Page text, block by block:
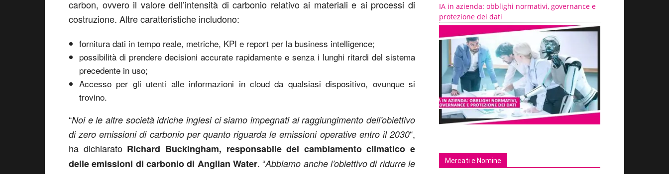
carbon, ovvero il valore dell’intensità di carbonio relativo ai materiali e ai processi di
costruzione. Altre caratteristiche includono:
fornitura dati in tempo reale, metriche, KPI e report per la business intelligence;
possibilità di prendere decisioni accurate rapidamente e senza i lunghi ritardi del sistema
precedente in uso;
Accesso per gli utenti alle informazioni in cloud da qualsiasi dispositivo, ovunque si
trovino.
“Noi e le altre società idriche inglesi ci siamo impegnati al raggiungimento dell’obiettivo
di zero emissioni di carbonio per quanto riguarda le emissioni operative entro il 2030“,
ha dichiarato Richard Buckingham, responsabile del cambiamento climatico e
delle emissioni di carbonio di Anglian Water. “Abbiamo anche l’obiettivo di ridurre le
IA in azienda: obblighi normativi, governance e
protezione dei dati
Mercati e Nomine